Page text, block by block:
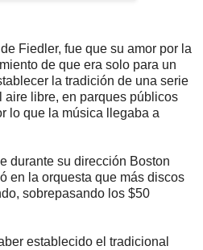
Fiedler, fue que su amor por la
de que era solo para un
la tradición de una serie
aire libre, en parques públicos
lo que la música llegaba a
durante su dirección Boston
en la orquesta que más discos
sobrepasando los $50
establecido el tradicional